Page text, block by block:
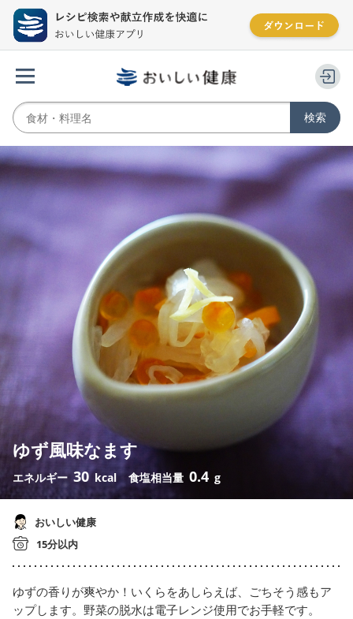
ゆず風味なます
エネルギー 30 kcal 食塩相当量 0.4 g
おいしい健康
15分以内
ゆずの香りが爽やか！いくらをあしらえば、ごちそう感もア
ップします。野菜の脱水は電子レンジ使用でお手軽です。